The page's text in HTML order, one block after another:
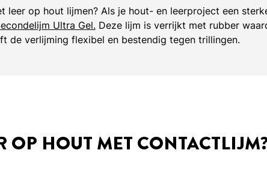
leer op hout lijmen? Als je hout- en leerproject een
Ultra Gel. Deze lijm is verrijkt met rubber
de verlijming flexibel en bestendig tegen trillingen.
OP HOUT MET